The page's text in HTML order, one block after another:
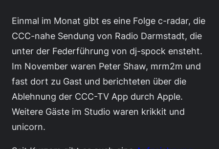
Einmal im Monat gibt es eine Folge c-radar, die
CCC-nahe Sendung von Radio Darmstadt, die
unter der Federführung von dj-spock ensteht.
Im November waren Peter Shaw, mrm2m und
fast dort zu Gast und berichteten über die
Ablehnung der CCC-TV App durch Apple.
Weitere Gäste im Studio waren krikkit und
unicorn.